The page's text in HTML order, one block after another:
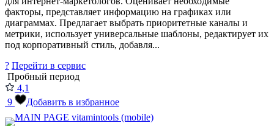
факторы, представляет информацию на графиках или
диаграммах. Предлагает выбрать приоритетные каналы и
метрики, использует универсальные шаблоны, редактирует их
под корпоративный стиль, добавля...
? Перейти в сервис
Пробный период
4,1
9
Добавить в избранное